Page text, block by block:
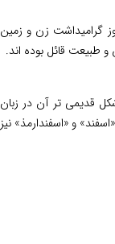
گرامیداشت زن و زمین
طبیعت قائل بوده اند.
قدیمی تر آن در زبان
و «اسفندارمذ» نیز